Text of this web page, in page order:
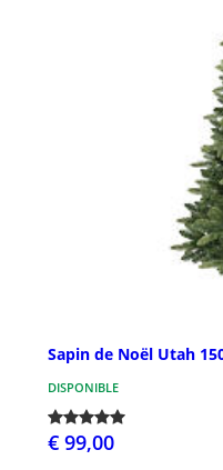
Sapin de Noël Utah
DISPONIBLE
€ 99,00